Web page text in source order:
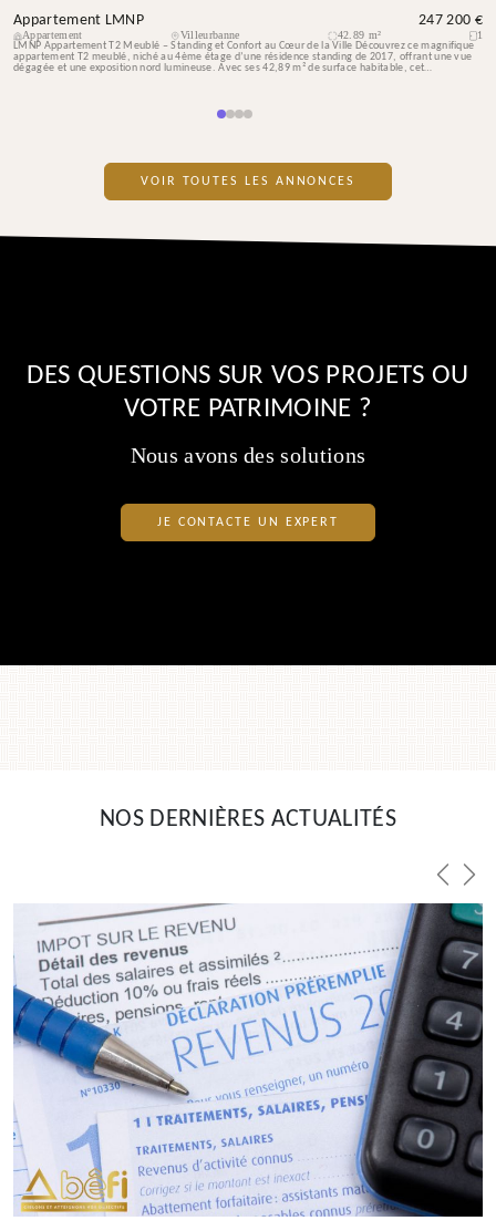
Appartement LMNP 247 200 €
Appartement Villeurbanne 42.89 m²
1
LMNP Appartement T2 Meublé – Standing et Confort au Cœur de la Ville Découvrez ce magnifique
appartement T2 meublé, niché au 4ème étage d’une résidence standing de 2017, offrant une vue
dégagée et une exposition nord lumineuse. Avec ses 42,89 m² de surface habitable, cet
VOIR TOUTES LES ANNONCES
DES QUESTIONS SUR VOS PROJETS OU
VOTRE PATRIMOINE ?
Nous avons des solutions
JE CONTACTE UN EXPERT
NOS DERNIÈRES ACTUALITÉS